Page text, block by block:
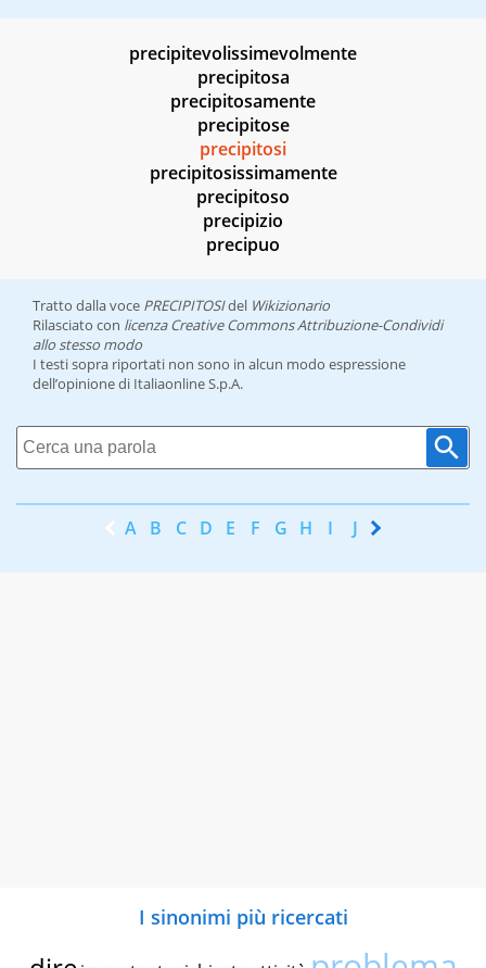
precipitevolissimevolmente
precipitosa
precipitosamente
precipitose
precipitosi
precipitosissimamente
precipitoso
precipizio
precipuo
Tratto dalla voce PRECIPITOSIdel Wikizionario
Rilasciato con licenza Creative Commons Attribuzione-Condividi
allo stesso modo
I testi sopra riportati non sono in alcun modo espressione
dell’opinione di Italiaonline S.p.A.
A B C D E F G H I J K
I sinonimi più ricercati